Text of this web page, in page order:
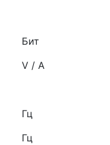
Бит
V / A
Гц
Гц